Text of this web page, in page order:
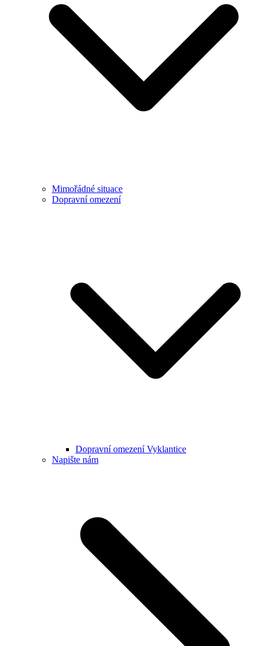
Mimořádné situace
Dopravní omezení
Dopravní omezení Vyklantice
Napište nám